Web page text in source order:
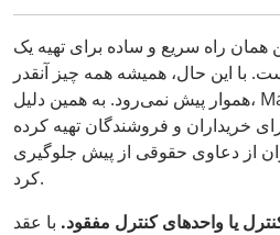
همان راه سریع و ساده برای تهیه یک
با این حال، همیشه همه چیز آنقدر
هموار پیش نمی‌رود. به همین دلیل، Machineseeker نمونه
خریداران و فروشندگان تهیه کرده
از دعاوی حقوقی از پیش جلوگیری
کرد.
یا واحدهای کنترل مفقود. با عقد